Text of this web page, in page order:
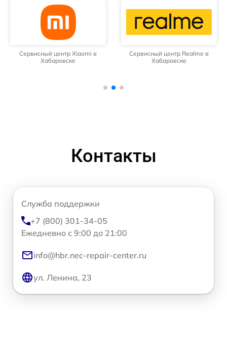
Сервисный центр Xiaomi в
Хабаровске
Сервисный центр Realme в
Хабаровске
Контакты
Служба поддержки
+7 (800) 301-34-05
Ежедневно с 9:00 до 21:00
info@hbr.nec-repair-center.ru
ул. Ленина, 23